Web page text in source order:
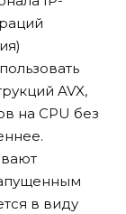
AVX,
на CPU без
в виду